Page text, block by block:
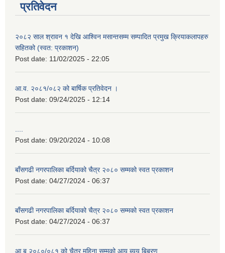
प्रतिवेदन
२०८२ साल श्रावन १ देखि आश्विन मसान्तसम्म सम्पादित प्रमुख क्रियाकलापहरु
सहितको (स्वत: प्रकाशन)
Post date: 11/02/2025 - 22:05
आ.व. २०८१/०८२ को बार्षिक प्रतिवेदन ।
Post date: 09/24/2025 - 12:14
....
Post date: 09/20/2024 - 10:08
बाँसगढी नगरपालिका बर्दियाको चैत्र २०८० सम्मको स्वत प्रकाशन
Post date: 04/27/2024 - 06:37
बाँसगढी नगरपालिका बर्दियाको चैत्र २०८० सम्मको स्वत प्रकाशन
Post date: 04/27/2024 - 06:37
आ ब २०८०/०८१ को चैत्र महिना सम्मको आय ब्यय बिबरण